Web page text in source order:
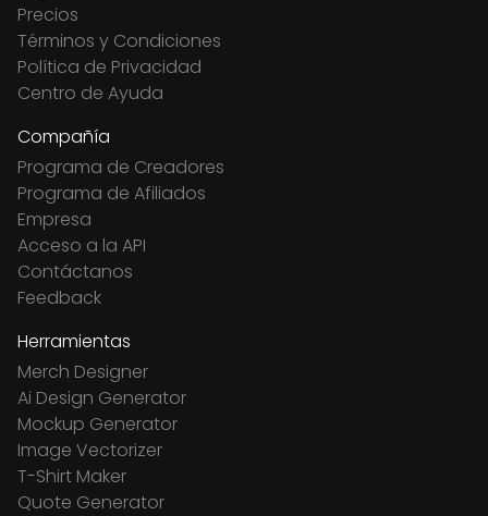
Precios
Términos y Condiciones
Política de Privacidad
Centro de Ayuda
Compañía
Programa de Creadores
Programa de Afiliados
Empresa
Acceso a la API
Contáctanos
Feedback
Herramientas
Merch Designer
Ai Design Generator
Mockup Generator
Image Vectorizer
T-Shirt Maker
Quote Generator